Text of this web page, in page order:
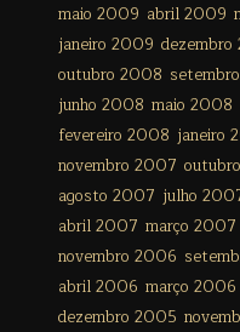
maio 2009 abril 2009
janeiro 2009
outubro 2008
junho 2008 maio 2008
fevereiro 2008 janeiro
novembro 2007
agosto 2007 julho
abril 2007 março 2007
novembro 2006
abril 2006 março 2006
dezembro 2005